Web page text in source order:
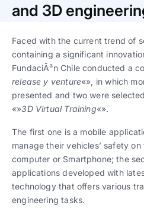
Trabaja con nosotros
Ver todo
Español |
Ver todas
Español|
Ver todas
Español|
progresivos de gestión
Ver todos
Español |
Español|
Español|
and 3D
Faced with the current trend of
containing a significant
FundaciÃ³n Chile conducted a
release y venture«», in which
presented and two were
«»3D Virtual Training«».
The first one is a mobile
manage their vehicles’ safety
computer or Smartphone; the
applications developed with
technology that offers various
engineering tasks.